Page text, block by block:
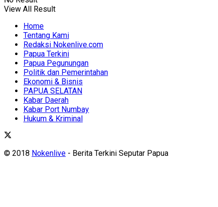
View All Result
Home
Tentang Kami
Redaksi Nokenlive.com
Papua Terkini
Papua Pegunungan
Politik dan Pemerintahan
Ekonomi & Bisnis
PAPUA SELATAN
Kabar Daerah
Kabar Port Numbay
Hukum & Kriminal
© 2018 Nokenlive - Berita Terkini Seputar Papua